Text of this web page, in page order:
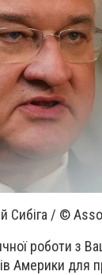
Сибіга / ©
роботи з
Америки для